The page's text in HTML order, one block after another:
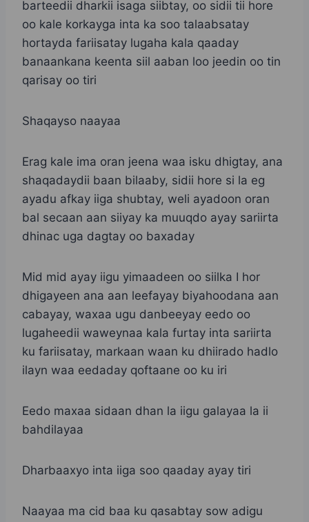
barteedii dharkii isaga siibtay, oo sidii tii hore
oo kale korkayga inta ka soo talaabsatay
hortayda fariisatay lugaha kala qaaday
banaankana keenta siil aaban loo jeedin oo tin
qarisay oo tiri
Shaqayso naayaa
Erag kale ima oran jeena waa isku dhigtay, ana
shaqadaydii baan bilaaby, sidii hore si la eg
ayadu afkay iiga shubtay, weli ayadoon oran
bal secaan aan siiyay ka muuqdo ayay sariirta
dhinac uga dagtay oo baxaday
Mid mid ayay iigu yimaadeen oo siilka I hor
dhigayeen ana aan leefayay biyahoodana aan
cabayay, waxaa ugu danbeeyay eedo oo
lugaheedii waweynaa kala furtay inta sariirta
ku fariisatay, markaan waan ku dhiirado hadlo
ilayn waa eedaday qoftaane oo ku iri
Eedo maxaa sidaan dhan la iigu galayaa la ii
bahdilayaa
Dharbaaxyo inta iiga soo qaaday ayay tiri
Naayaa ma cid baa ku qasabtay sow adigu